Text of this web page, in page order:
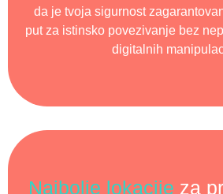
da je tvoja sigurnost
put za istinsko povezivanje bez
digitalnih
Najbolje lokacije za